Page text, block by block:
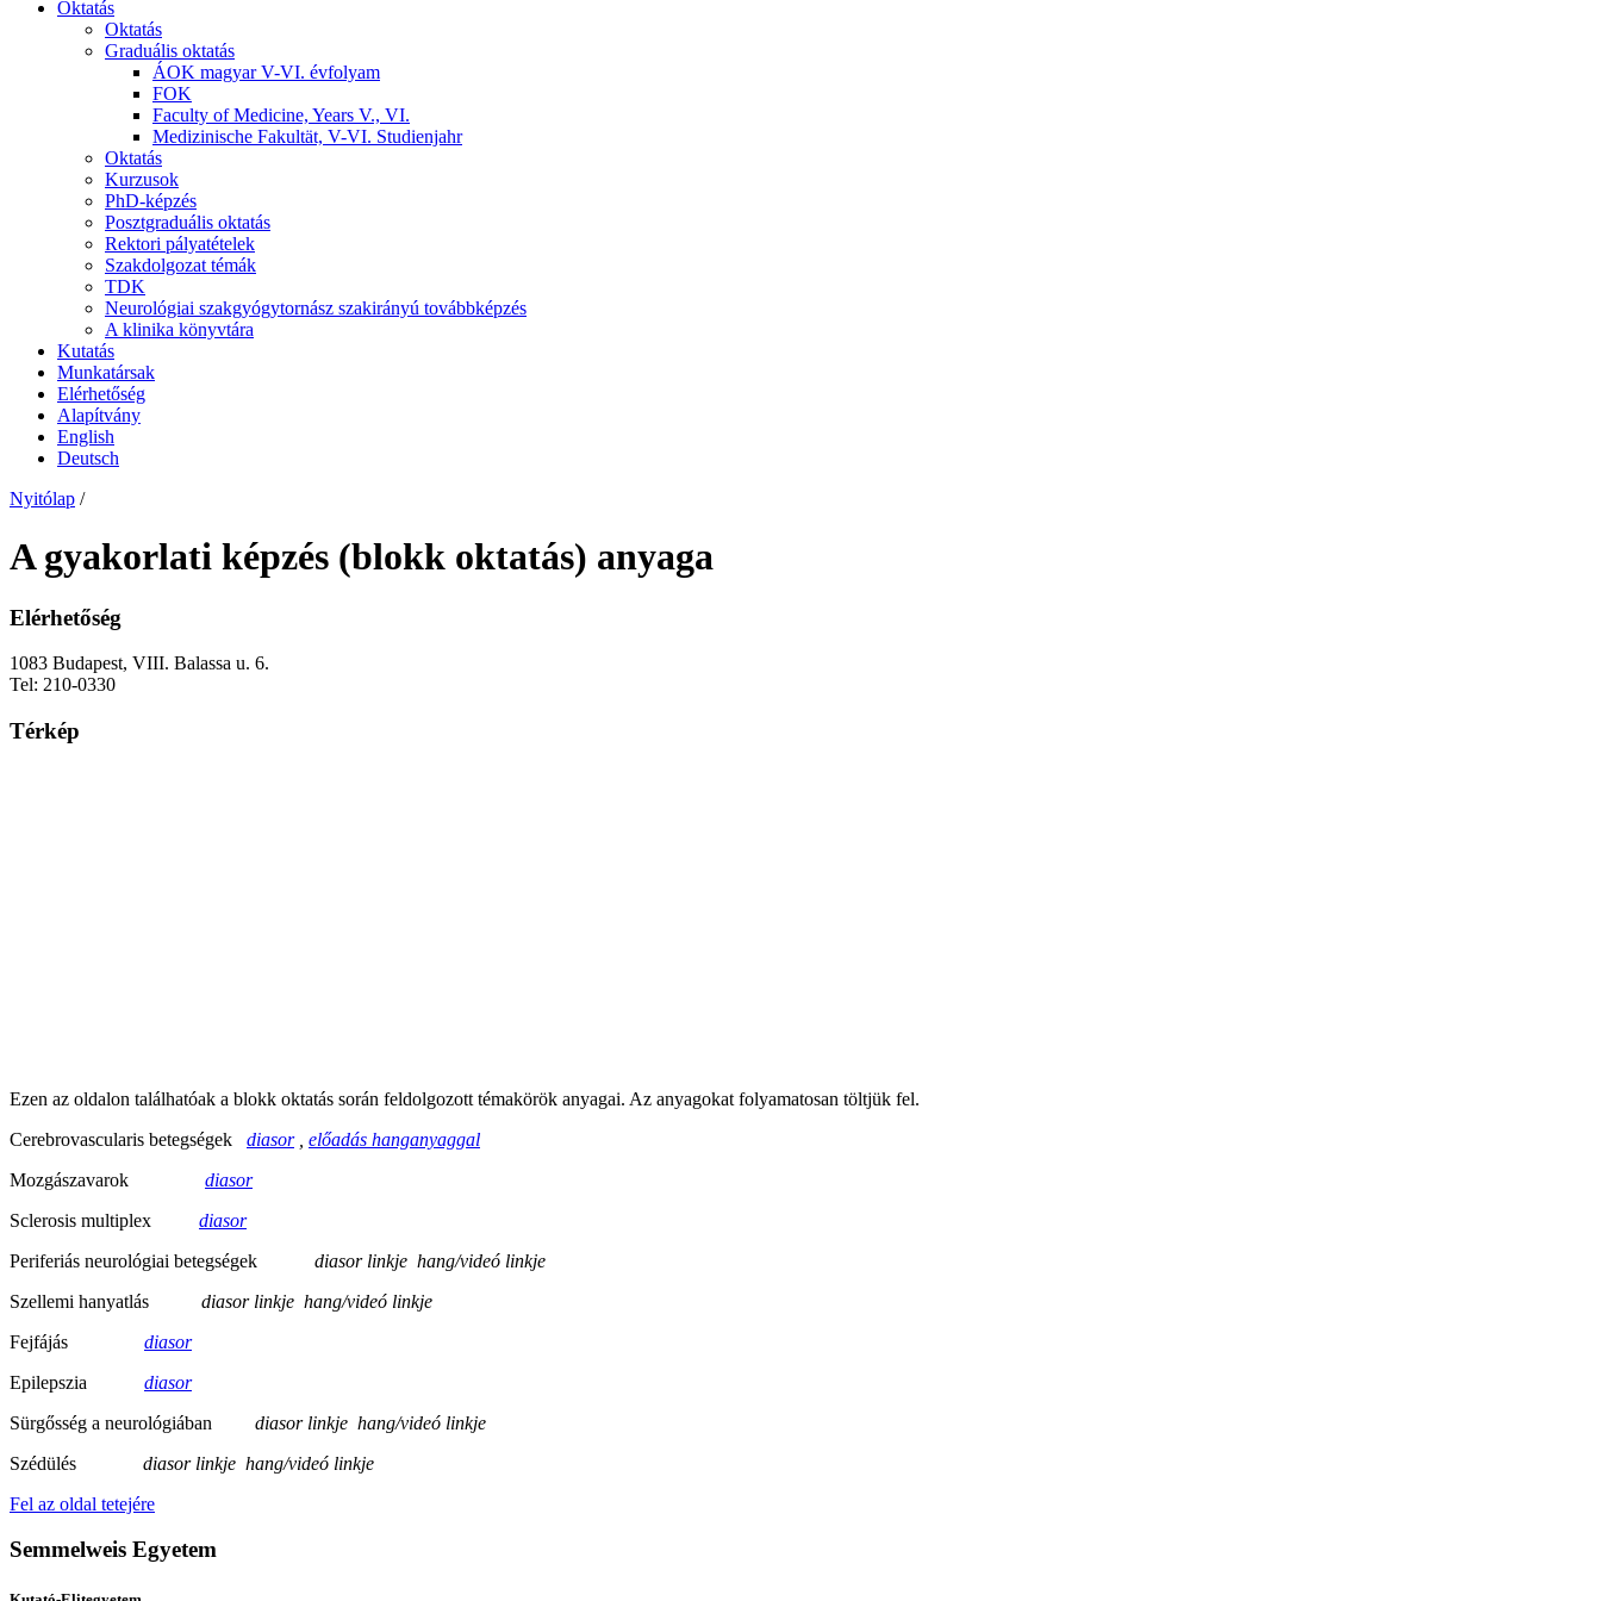
Oktatás
Oktatás
Graduális oktatás
ÁOK magyar V-VI. évfolyam
FOK
Faculty of Medicine, Years V., VI.
Medizinische Fakultät, V-VI. Studienjahr
Oktatás
Kurzusok
PhD-képzés
Posztgraduális oktatás
Rektori pályatételek
Szakdolgozat témák
TDK
Neurológiai szakgyógytornász szakirányú továbbképzés
A klinika könyvtára
Kutatás
Munkatársak
Elérhetőség
Alapítvány
English
Deutsch
Nyitólap /
A gyakorlati képzés (blokk oktatás) anyaga
Elérhetőség
1083 Budapest, VIII. Balassa u. 6.
Tel: 210-0330
Térkép
Ezen az oldalon találhatóak a blokk oktatás során feldolgozott témakörök anyagai. Az anyagokat folyamatosan töltjük fel.
Cerebrovascularis betegségek diasor, előadás hanganyaggal
Mozgászavarok
diasor
Sclerosis multiplex
diasor
Periferiás neurológiai betegségek diasor linkje hang/videó linkje
Szellemi hanyatlás diasor linkje hang/videó linkje
Fejfájás
diasor
Epilepszia diasor
Sürgősség a neurológiában diasor linkje hang/videó linkje
Szédülés
diasor linkje hang/videó linkje
Fel az oldal tetejére
Semmelweis Egyetem